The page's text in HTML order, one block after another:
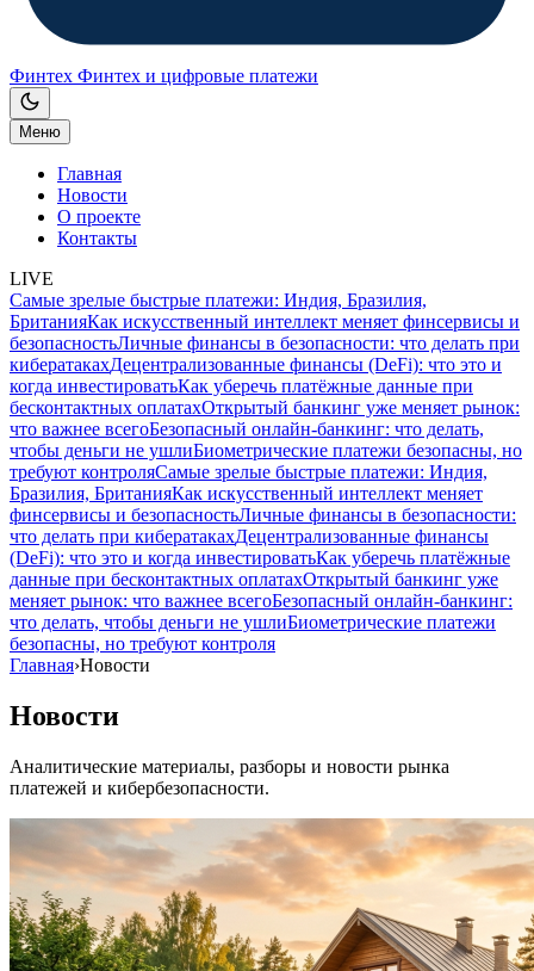
Финтех Финтех и цифровые платежи
Меню
Главная
Новости
О проекте
Контакты
LIVE
Самые зрелые быстрые платежи: Индия, Бразилия,
БританияКак искусственный интеллект меняет финсервисы и
безопасностьЛичные финансы в безопасности: что делать при
кибератакахДецентрализованные финансы (DeFi): что это и
когда инвестироватьКак уберечь платёжные данные при
бесконтактных оплатахОткрытый банкинг уже меняет рынок:
что важнее всегоБезопасный онлайн-банкинг: что делать,
чтобы деньги не ушлиБиометрические платежи безопасны, но
требуют контроляСамые зрелые быстрые платежи: Индия,
Бразилия, БританияКак искусственный интеллект меняет
финсервисы и безопасностьЛичные финансы в безопасности:
что делать при кибератакахДецентрализованные финансы
(DeFi): что это и когда инвестироватьКак уберечь платёжные
данные при бесконтактных оплатахОткрытый банкинг уже
меняет рынок: что важнее всегоБезопасный онлайн-банкинг:
что делать, чтобы деньги не ушлиБиометрические платежи
безопасны, но требуют контроля
Главная›Новости
Новости
Аналитические материалы, разборы и новости рынка
платежей и кибербезопасности.